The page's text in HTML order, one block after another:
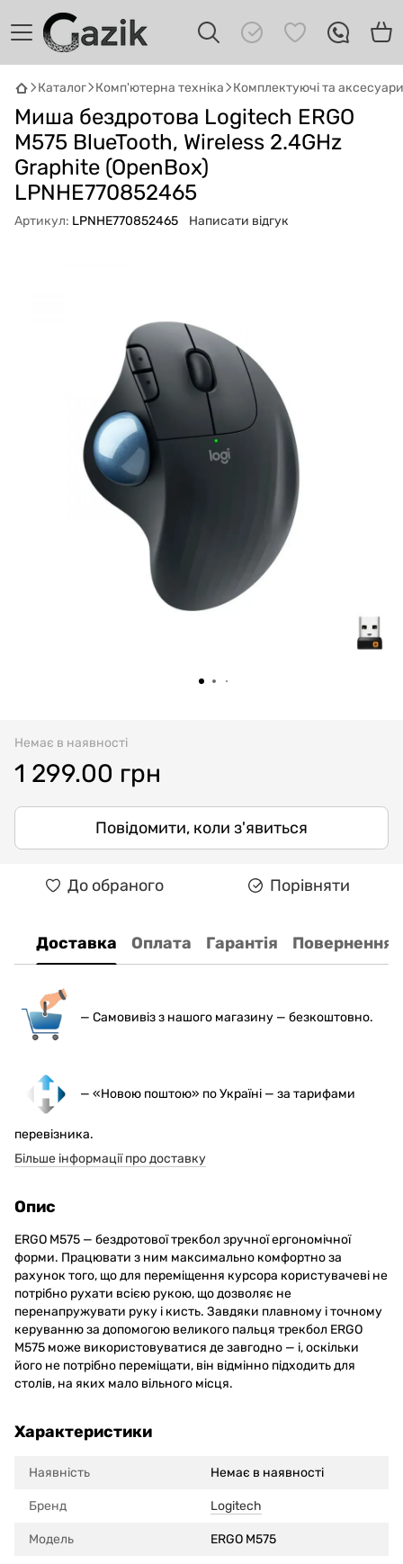
Каталог Комп'ютерна техніка Комплектуючі та аксесуари
Миша бездротова Logitech ERGO
M575 BlueTooth, Wireless 2.4GHz
Graphite (OpenBox)
LPNHE770852465
Артикул: LPNHE770852465 Написати відгук
Немає в наявності
1 299.00 грн
Повідомити, коли з'явиться
До обраного Порівняти
Доставка Оплата Гарантія Повернення
— Самовивіз з нашого магазину — безкоштовно.
— «Новою поштою» по Україні — за тарифами
перевізника.
Більше інформації про доставку
Опис
ERGO M575 — бездротової трекбол зручної ергономічної
форми. Працювати з ним максимально комфортно за
рахунок того, що для переміщення курсора користувачеві не
потрібно рухати всією рукою, що дозволяє не
перенапружувати руку і кисть. Завдяки плавному і точному
керуванню за допомогою великого пальця трекбол ERGO
M575 може використовуватися де завгодно — і, оскільки
його не потрібно переміщати, він відмінно підходить для
столів, на яких мало вільного місця.
Характеристики
Наявність Немає в наявності
Бренд Logitech
Модель ERGO M575
Онлайн · пошук техніки
Привіт! 👋 Я Gazik AI — допоможу
підібрати вживану комп'ютерну техніку.
Що шукаєш?